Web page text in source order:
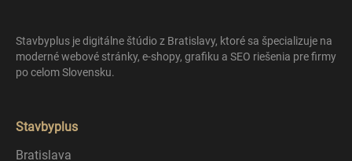
Stavbyplus je digitálne štúdio z Bratislavy, ktoré sa špecializuje na
moderné webové stránky, e-shopy, grafiku a SEO riešenia pre firmy
po celom Slovensku.
Stavbyplus
Bratislava